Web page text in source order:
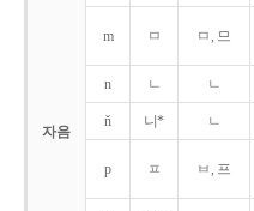
자음
m ㅁ ㅁ, 므
n ㄴ ㄴ
ň 니* ㄴ
p ㅍ ㅂ, 프